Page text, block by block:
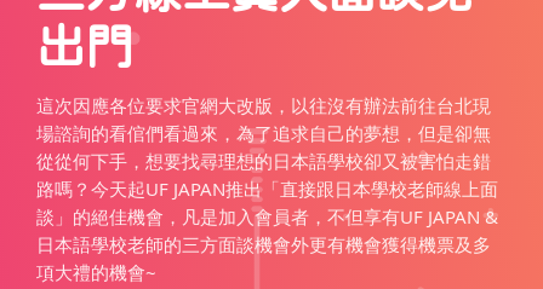
出門
這次因應各位要求官網大改版，以往沒有辦法前往台北現
場諮詢的看倌們看過來，為了追求自己的夢想，但是卻無
從從何下手，想要找尋理想的日本語學校卻又被害怕走錯
路嗎？今天起UF JAPAN推出「直接跟日本學校老師線上面
談」的絕佳機會，凡是加入會員者，不但享有UF JAPAN &
日本語學校老師的三方面談機會外更有機會獲得機票及多
項大禮的機會~